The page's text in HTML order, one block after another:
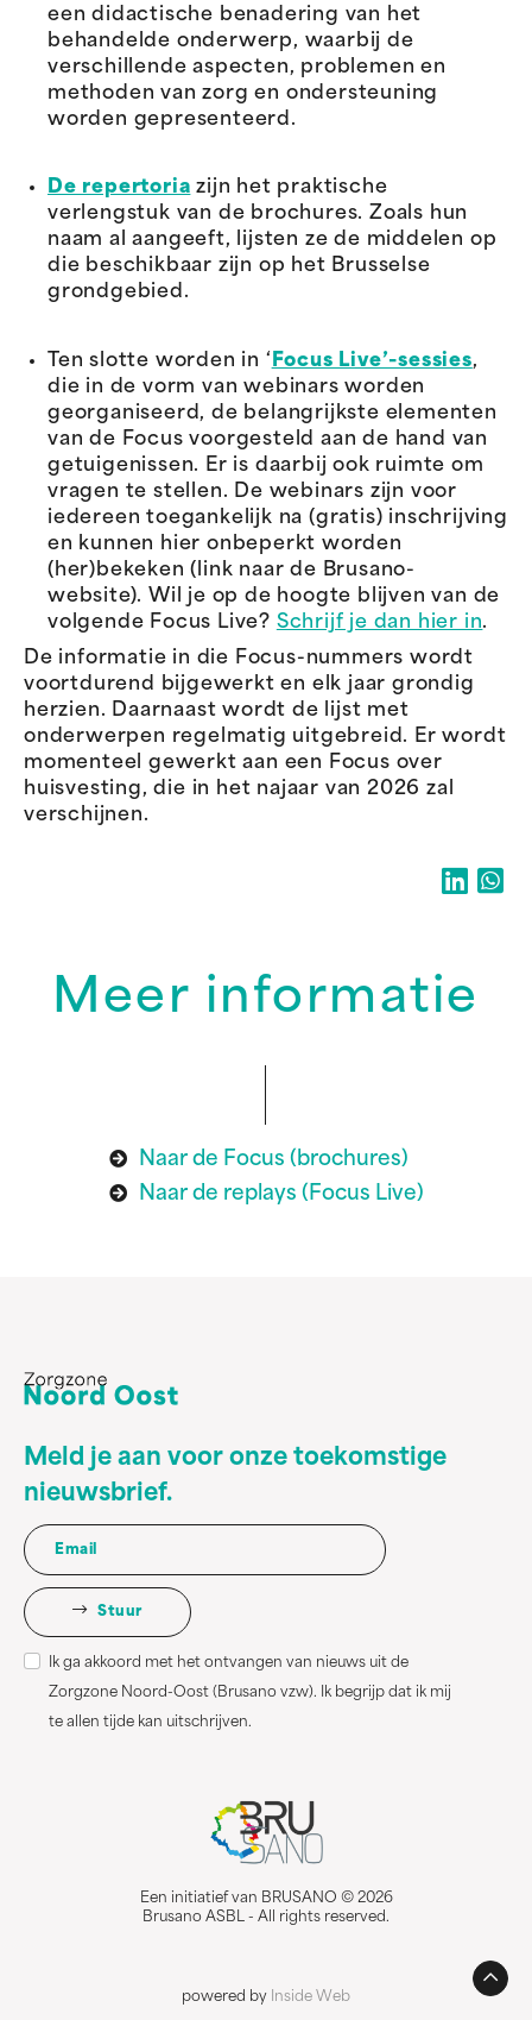
een didactische benadering van het
behandelde onderwerp, waarbij de
verschillende aspecten, problemen en
methoden van zorg en ondersteuning
worden gepresenteerd.
De repertoria zijn het praktische
verlengstuk van de brochures. Zoals hun
naam al aangeeft, lijsten ze de middelen op
die beschikbaar zijn op het Brusselse
grondgebied.
Ten slotte worden in ‘ Focus Live’-sessies,
die in de vorm van webinars worden
georganiseerd, de belangrijkste elementen
van de Focus voorgesteld aan de hand van
getuigenissen. Er is daarbij ook ruimte om
vragen te stellen. De webinars zijn voor
iedereen toegankelijk na (gratis) inschrijving
en kunnen hier onbeperkt worden
(her)bekeken (link naar de Brusano-
website). Wil je op de hoogte blijven van de
volgende Focus Live? Schrijf je dan hier in.
De informatie in die Focus-nummers wordt
voortdurend bijgewerkt en elk jaar grondig
herzien. Daarnaast wordt de lijst met
onderwerpen regelmatig uitgebreid. Er wordt
momenteel gewerkt aan een Focus over
huisvesting, die in het najaar van 2026 zal
verschijnen.
Meer informatie
Naar de Focus (brochures)
Naar de replays (Focus Live)
Meld je aan voor onze toekomstige
nieuwsbrief.
Stuur
Ik ga akkoord met het ontvangen van nieuws uit de
Zorgzone Noord-Oost (Brusano vzw). Ik begrijp dat ik mij
te allen tijde kan uitschrijven.
Een initiatief van BRUSANO © 2026
Brusano ASBL - All rights reserved.
powered by Inside Web